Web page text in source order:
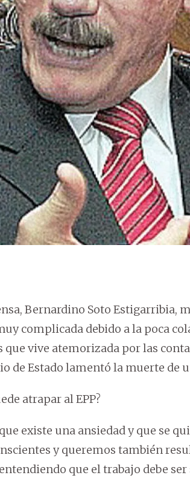
Bernardino Soto Estigarribia,
complicada debido a la poca
que vive atemorizada por las
de Estado lamentó la muerte de
atrapar al EPP?
existe una ansiedad y que se
y queremos también
que el trabajo debe